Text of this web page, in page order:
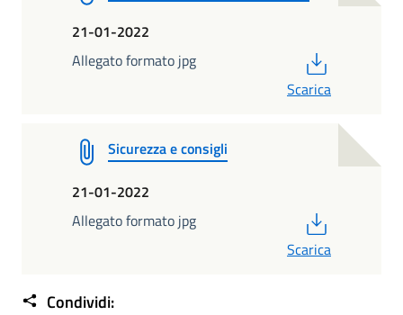
21-01-2022
Allegato formato jpg
Scarica
Sicurezza e consigli
21-01-2022
Allegato formato jpg
Scarica
Condividi: